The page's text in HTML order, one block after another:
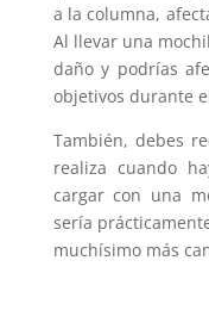
a la columna,
Al llevar una
daño y podrías
objetivos durante
También, debes
realiza cuando
cargar con una
sería
muchísimo más